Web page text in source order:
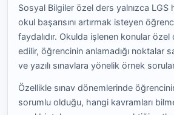
Sosyal Bilgiler özel ders yalnızca LGS
okul başarısını artırmak isteyen
faydalıdır. Okulda işlenen konular
edilir, öğrencinin anlamadığı noktalar
ve yazılı sınavlara yönelik örnek
Özellikle sınav dönemlerinde
sorumlu olduğu, hangi kavramları